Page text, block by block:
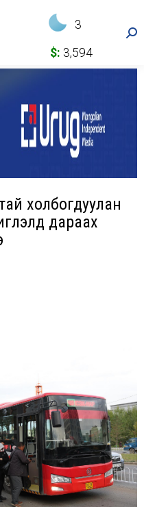
3
$: 3,594
холбогдуулан
дараах